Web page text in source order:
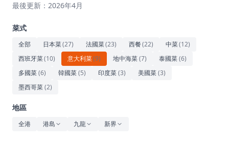
藝術文化
休閒
音樂
最後更新：2026年4月
菜式
全部 日本菜(27) 法國菜(23) 西餐(22) 中菜(12)
西班牙菜(10) 意大利菜(9) 地中海菜(7) 泰國菜(6)
多國菜(6) 韓國菜(5) 印度菜(3) 美國菜(3)
墨西哥菜(2)
地區
全港 港島 九龍 新界